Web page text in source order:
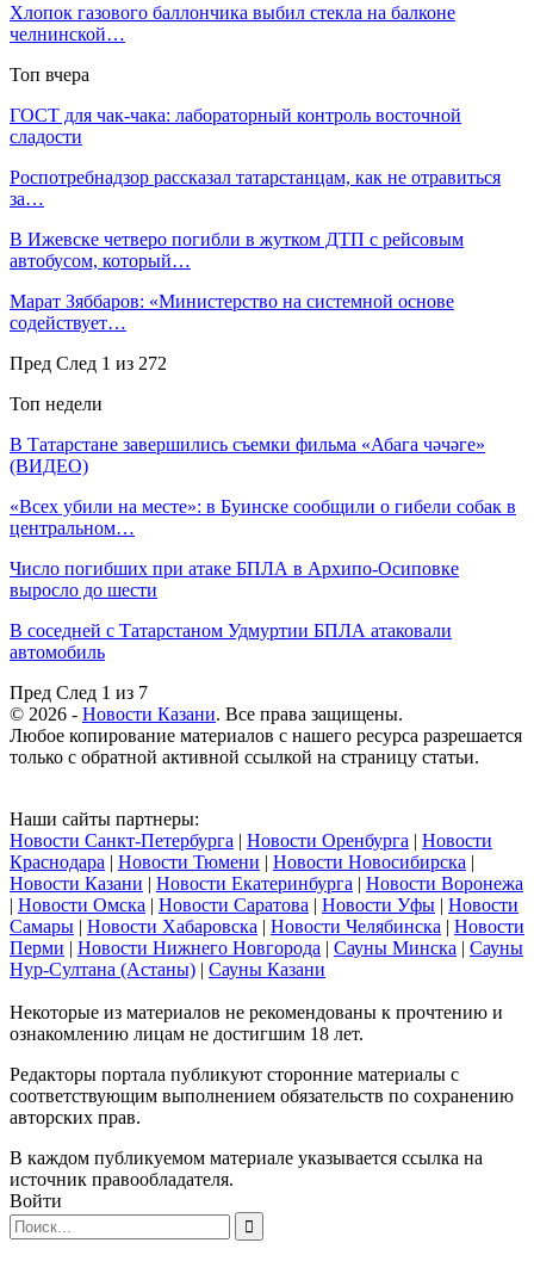
Хлопок газового баллончика выбил стекла на балконе
челнинской…
Топ вчера
ГОСТ для чак-чака: лабораторный контроль восточной
сладости
Роспотребнадзор рассказал татарстанцам, как не отравиться
за…
В Ижевске четверо погибли в жутком ДТП с рейсовым
автобусом, который…
Марат Зяббаров: «Министерство на системной основе
содействует…
Пред След 1 из 272
Топ недели
В Татарстане завершились съемки фильма «Абага чәчәге»
(ВИДЕО)
«Всех убили на месте»: в Буинске сообщили о гибели собак в
центральном…
Число погибших при атаке БПЛА в Архипо-Осиповке
выросло до шести
В соседней с Татарстаном Удмуртии БПЛА атаковали
автомобиль
Пред След 1 из 7
© 2026 - Новости Казани. Все права защищены.
Любое копирование материалов с нашего ресурса разрешается
только с обратной активной ссылкой на страницу статьи.
Наши сайты партнеры:
Новости Санкт-Петербурга | Новости Оренбурга | Новости
Краснодара | Новости Тюмени | Новости Новосибирска |
Новости Казани | Новости Екатеринбурга | Новости Воронежа
| Новости Омска | Новости Саратова | Новости Уфы | Новости
Самары | Новости Хабаровска | Новости Челябинска | Новости
Перми | Новости Нижнего Новгорода | Сауны Минска | Сауны
Нур-Султана (Астаны) | Сауны Казани
Некоторые из материалов не рекомендованы к прочтению и
ознакомлению лицам не достигшим 18 лет.
Редакторы портала публикуют сторонние материалы с
соответствующим выполнением обязательств по сохранению
авторских прав.
В каждом публикуемом материале указывается ссылка на
источник правообладателя.
Войти